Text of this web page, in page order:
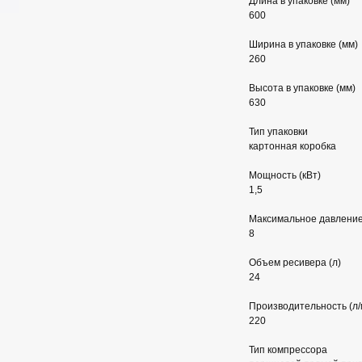
600
Ширина в упаковке (мм)
260
Высота в упаковке (мм)
630
Тип упаковки
картонная коробка
Мощность (кВт)
1,5
Максимальное
8
Объем ресивера (л)
24
Производительность
220
Тип компрессора